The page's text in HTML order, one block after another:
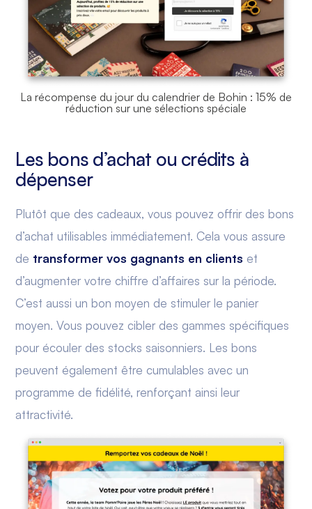
La récompense du jour du calendrier de Bohin : 15% de
réduction sur une sélections spéciale
Les bons d’achat ou crédits à
dépenser
Plutôt que des cadeaux, vous pouvez offrir des bons
d’achat utilisables immédiatement. Cela vous assure
de transformer vos gagnants en clients et
d’augmenter votre chiffre d’affaires sur la période.
C’est aussi un bon moyen de stimuler le panier
moyen. Vous pouvez cibler des gammes spécifiques
pour écouler des stocks saisonniers. Les bons
peuvent également être cumulables avec un
programme de fidélité, renforçant ainsi leur
attractivité.